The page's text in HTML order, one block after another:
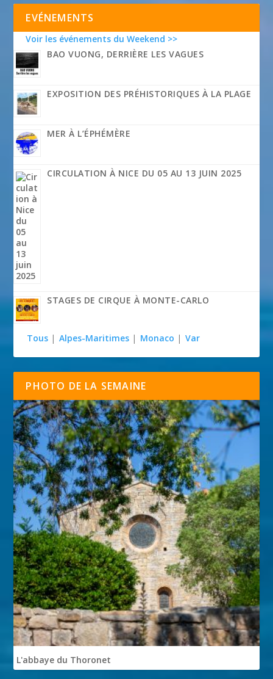
EVÉNEMENTS
Voir les événements du Weekend >>
BAO VUONG, DERRIÈRE LES VAGUES
EXPOSITION DES PRÉHISTORIQUES À LA PLAGE
MER À L’ÉPHÉMÈRE
CIRCULATION À NICE DU 05 AU 13 JUIN 2025
STAGES DE CIRQUE À MONTE-CARLO
Tous | Alpes-Maritimes | Monaco | Var
PHOTO DE LA SEMAINE
L'abbaye du Thoronet